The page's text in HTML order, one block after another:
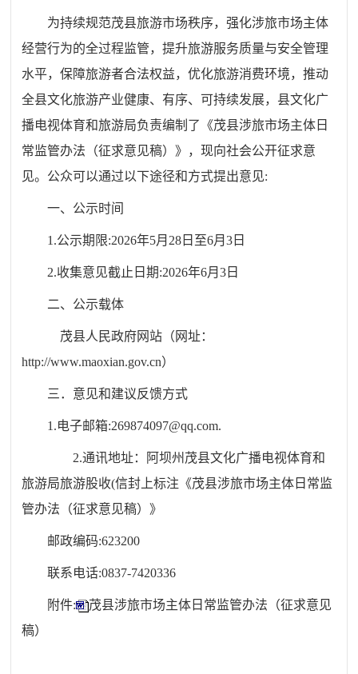
为持续规范茂县旅游市场秩序，强化涉旅市场主体
经营行为的全过程监管，提升旅游服务质量与安全管理
水平，保障旅游者合法权益，优化旅游消费环境，推动
全县文化旅游产业健康、有序、可持续发展，县文化广
播电视体育和旅游局负责编制了《茂县涉旅市场主体日
常监管办法（征求意见稿）》，现向社会公开征求意
见。公众可以通过以下途径和方式提出意见:
一、公示时间
1.公示期限:2026年5月28日至6月3日
2.收集意见截止日期:2026年6月3日
二、公示载体
茂县人民政府网站（网址：
http://www.maoxian.gov.cn）
三．意见和建议反馈方式
1.电子邮箱:269874097@qq.com.
2.通讯地址：阿坝州茂县文化广播电视体育和
旅游局旅游股收(信封上标注《茂县涉旅市场主体日常监
管办法（征求意见稿）》
邮政编码:623200
联系电话:0837-7420336
附件:
茂县涉旅市场主体日常监管办法（征求意见
稿）